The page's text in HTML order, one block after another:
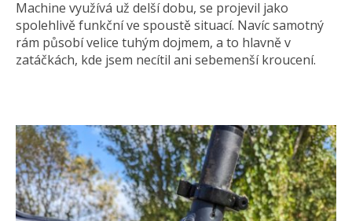
Machine využívá už delší dobu, se projevil jako
spolehlivě funkční ve spoustě situací. Navíc samotný
rám působí velice tuhým dojmem, a to hlavně v
zatáčkách, kde jsem necítil ani sebemenší kroucení.